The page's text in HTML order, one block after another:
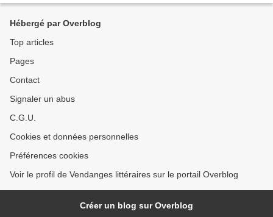
Hébergé par Overblog
Top articles
Pages
Contact
Signaler un abus
C.G.U.
Cookies et données personnelles
Préférences cookies
Voir le profil de Vendanges littéraires sur le portail Overblog
Créer un blog sur Overblog